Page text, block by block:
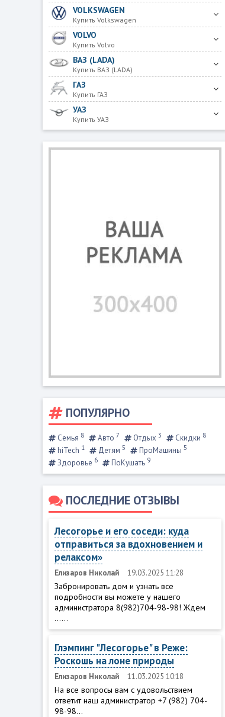
VOLKSWAGEN
Купить Volkswagen
VOLVO
Купить Volvo
ВАЗ (LADA)
Купить ВАЗ (LADA)
ГАЗ
Купить ГАЗ
УАЗ
Купить УАЗ
ПОПУЛЯРНО
Семья 8 Авто 7 Отдых 3 Скидки 8
hiTech 1 Детям 5 ПроМашины 5
Здоровье 6 ПоКушать 9
ПОСЛЕДНИЕ ОТЗЫВЫ
Лесогорье и его соседи: куда
отправиться за вдохновением и
релаксом»
Елизаров Николай 19.03.2025 11:28
Забронировать дом и узнать все
подробности вы можете у нашего
администратора 8(982)704-98-98! Ждем
......
Глэмпинг "Лесогорье" в Реже:
Роскошь на лоне природы
Елизаров Николай 11.03.2025 10:18
На все вопросы вам с удовольствием
ответит наш администратор +7 (982) 704-
98-98...